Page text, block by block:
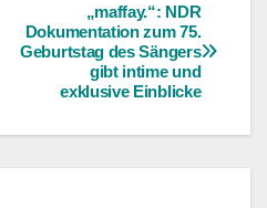
„maffay.“: NDR
Dokumentation zum 75.
Geburtstag des Sängers
gibt intime und
exklusive Einblicke